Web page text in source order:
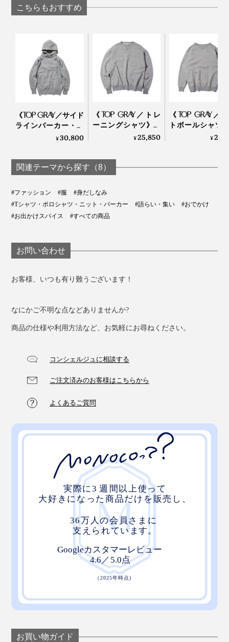
頃に思いを馳せながら、時代を超えた一着に身を包む高
Orbitkey
こちらもおすすめ
《TOP GRAY／サイド
ラインパーカー・シ
ングル》ほかにはな
ルディング社の名作
から再構築された
カ」｜A.G. Spalding
& Bros
¥30,800
《TOP GRAY／トレ
ーニングシャツ》腕
元をすっきりと見せ
社の名作から再構築
されたスウェット｜
¥25,850
《TOP GRAY／
トボールシャツ
ポルディング社
かなスウェッ
¥
関連テーマから探す（8）
#ファッション #服
#身だしなみ
#Tシャツ・ポロシャツ・ニット・パーカー
#語らい・集い
#おでかけ
#お出かけスパイス
#すべての商品
お問い合わせ
お客様、いつも有り難うございます！
なにかご不明な点などありませんか?
商品の仕様や利用方法など、お気軽にお尋ねください。
コンシェルジュに相談する
ご注文済みのお客様はこちらから
よくあるご質問
お買い物ガイド